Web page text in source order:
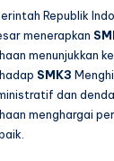
Republik
menerapkan
menunjukkan
SMK3
dan
menghargai